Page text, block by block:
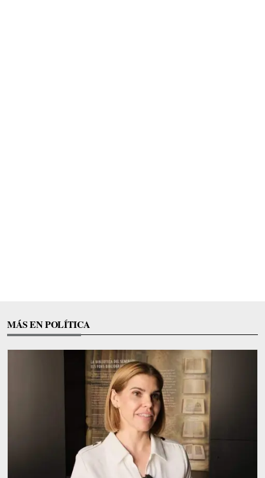
MÁS EN POLÍTICA